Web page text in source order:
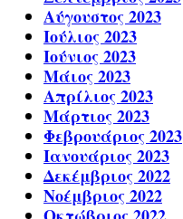
Αύγουστος 2023
Ιούλιος 2023
Ιούνιος 2023
Μάιος 2023
Απρίλιος 2023
Μάρτιος 2023
Φεβρουάριος 2023
Ιανουάριος 2023
Δεκέμβριος 2022
Νοέμβριος 2022